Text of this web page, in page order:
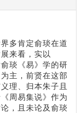
多肯定俞琰在道
来看，实以
琰《易》学的研
主，前贤在这部
理、归本朱子且
周易集说》作为
，且未论及俞琰